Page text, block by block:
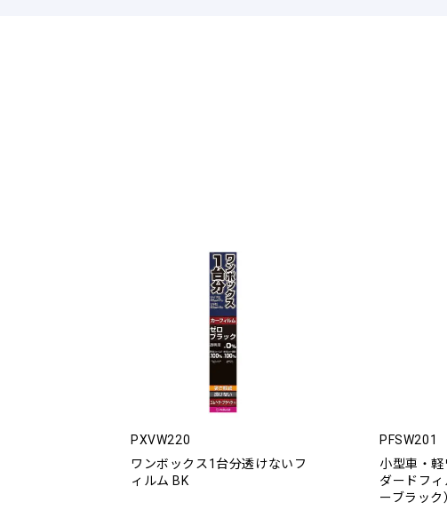
PXVW220
ワンボックス1台分透けないフ
ィルム BK
PFSW201
小型車・
ダードフ
ーブラック